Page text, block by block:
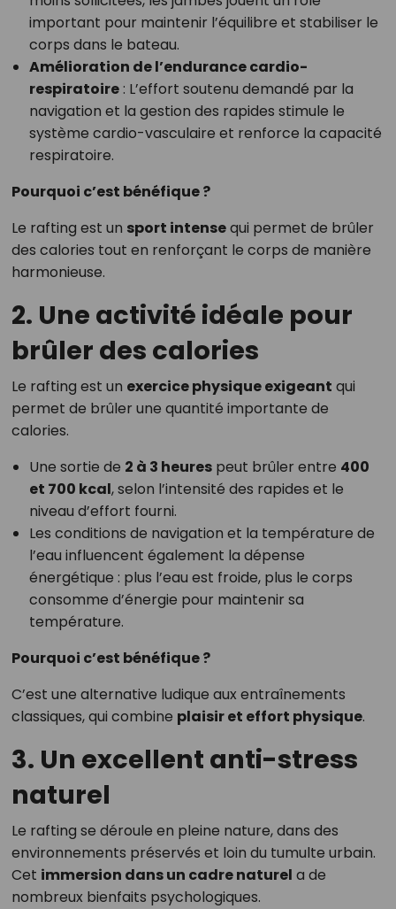
important pour maintenir l’équilibre et stabiliser le
corps dans le bateau.
Amélioration de l’endurance cardio-
respiratoire: L’effort soutenu demandé par la
navigation et la gestion des rapides stimule le
système cardio-vasculaire et renforce la capacité
respiratoire.
Pourquoi c’est bénéfique ?
Le rafting est un sport intensequi permet de brûler
des calories tout en renforçant le corps de manière
harmonieuse.
2. Une activité idéale pour
brûler des calories
Le rafting est un exercice physique exigeant qui
permet de brûler une quantité importante de
calories.
Une sortie de 2 à 3 heurespeut brûler entre 400
et 700 kcal, selon l’intensité des rapides et le
niveau d’effort fourni.
Les conditions de navigation et la température de
l’eau influencent également la dépense
énergétique : plus l’eau est froide, plus le corps
consomme d’énergie pour maintenir sa
température.
Pourquoi c’est bénéfique ?
C’est une alternative ludique aux entraînements
classiques, qui combine plaisir et effort physique.
3. Un excellent anti-stress
naturel
Le rafting se déroule en pleine nature, dans des
environnements préservés et loin du tumulte urbain.
Cet immersion dans un cadre naturel a de
nombreux bienfaits psychologiques.